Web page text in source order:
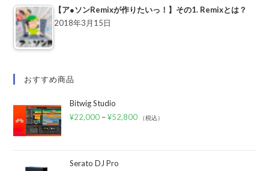
【ア●ソンRemixが作りたいっ！】その1. Remixとは？
2018年3月15日
おすすめ商品
Bitwig Studio
¥22,000 –¥52,800 （税込）
Serato DJ Pro